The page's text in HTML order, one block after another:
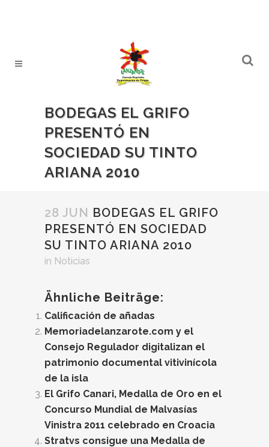
BODEGAS EL GRIFO
PRESENTÓ EN
SOCIEDAD SU TINTO
ARIANA 2010
28 JUN BODEGAS EL GRIFO
PRESENTÓ EN SOCIEDAD
SU TINTO ARIANA 2010
in Noticias
Ähnliche Beiträge:
Calificación de añadas
Memoriadelanzarote.com y el
Consejo Regulador digitalizan el
patrimonio documental vitivinícola
de la isla
El Grifo Canari, Medalla de Oro en el
Concurso Mundial de Malvasías
Vinistra 2011 celebrado en Croacia
Stratvs consigue una Medalla de